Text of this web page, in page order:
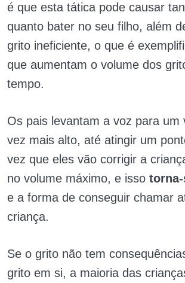
é que esta tática pode causar
quanto bater no seu filho, além
grito ineficiente, o que é
que aumentam o volume dos
tempo.
Os pais levantam a voz para um
vez mais alto, até atingir um
vez que eles vão corrigir a
no volume máximo, e isso
e a forma de conseguir chamar
criança.
Se o grito não tem
grito em si, a maioria das